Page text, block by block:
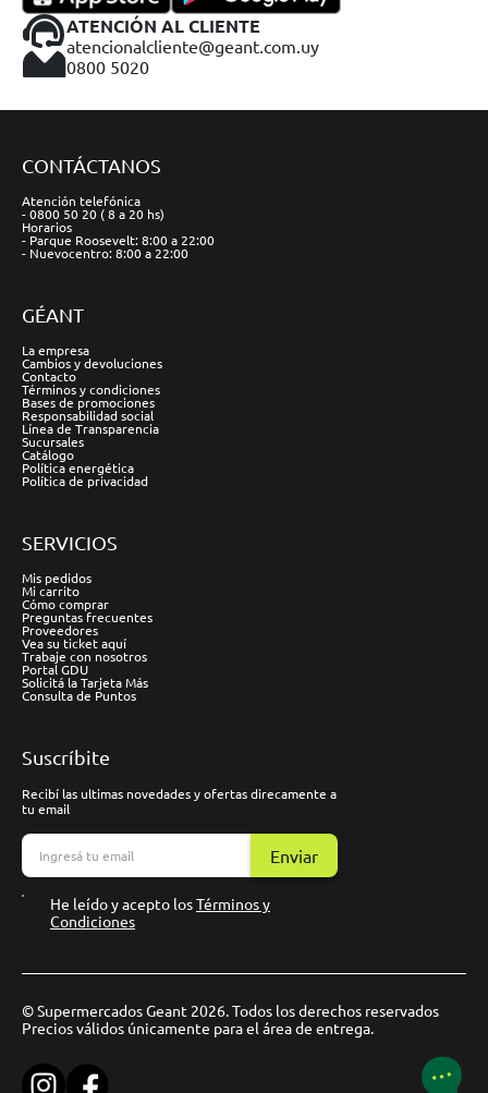
ATENCIÓN AL CLIENTE
atencionalcliente@geant.com.uy
0800 5020
CONTÁCTANOS
Atención telefónica
- 0800 50 20 ( 8 a 20 hs)
Horarios
- Parque Roosevelt: 8:00 a 22:00
- Nuevocentro: 8:00 a 22:00
GÉANT
La empresa
Cambios y devoluciones
Contacto
Términos y condiciones
Bases de promociones
Responsabilidad social
Línea de Transparencia
Sucursales
Catálogo
Política energética
Política de privacidad
SERVICIOS
Mis pedidos
Mi carrito
Cómo comprar
Preguntas frecuentes
Proveedores
Vea su ticket aquí
Trabaje con nosotros
Portal GDU
Solicitá la Tarjeta Más
Consulta de Puntos
Suscríbite
Recibí las ultimas novedades y ofertas direcamente a
tu email
Enviar
He leído y acepto losTérminos y
Condiciones
© Supermercados Geant 2026. Todos los derechos reservados
Precios válidos únicamente para el área de entrega.